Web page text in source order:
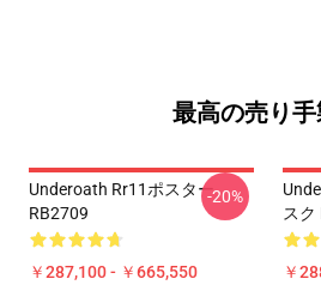
最高の売り
Underoath Rr11ポスター
RB2709
￥287,100 - ￥665,550
-20%
スク
￥